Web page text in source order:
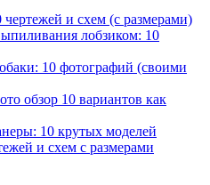
и схем (с размерами)
лобзиком: 10
10 фотографий (своими
обзор 10 вариантов как
10 крутых моделей
и схем с размерами